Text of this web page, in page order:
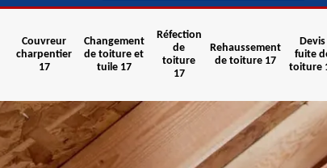
Couvreur
charpentier
17
Changement
de toiture et
tuile 17
Réfection
de
toiture
17
Rehaussement
de toiture 17
Devis
fuite
toiture